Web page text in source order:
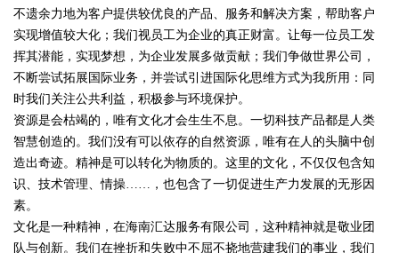
不遗余力地为客户提供较优良的产品、服务和解决方案，帮助客户
实现增值较大化；我们视员工为企业的真正财富。让每一位员工发
挥其潜能，实现梦想，为企业发展多做贡献；我们争做世界公司，
不断尝试拓展国际业务，并尝试引进国际化思维方式为我所用：同
时我们关注公共利益，积极参与环境保护。
资源是会枯竭的，唯有文化才会生生不息。一切科技产品都是人类
智慧创造的。我们没有可以依存的自然资源，唯有在人的头脑中创
造出奇迹。精神是可以转化为物质的。这里的文化，不仅仅包含知
识、技术管理、情操……，也包含了一切促进生产力发展的无形因
素。
文化是一种精神，在海南汇达服务有限公司，这种精神就是敬业团
队与创新。我们在挫折和失败中不屈不挠地营建我们的事业，我们